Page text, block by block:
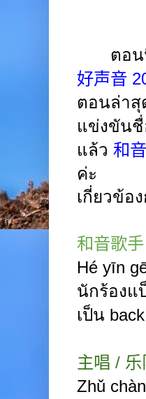
ตอน
好声音
ตอนล่าสุ
แข่งขันชื่
แล้ว 和
ค่ะ ดัง
เกี่ยวข้อ
和音歌手
Hé yīn
นักร้องแ
เป็น
主唱 /
Zhǔ